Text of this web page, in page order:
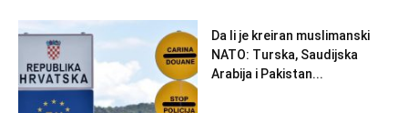
Da li je kreiran muslimanski
NATO: Turska, Saudijska
Arabija i Pakistan...